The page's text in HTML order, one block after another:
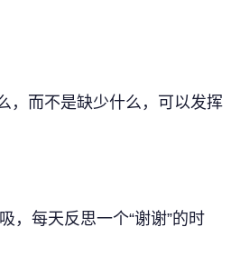
，而不是缺少什么，可以发挥
，每天反思一个“谢谢”的时